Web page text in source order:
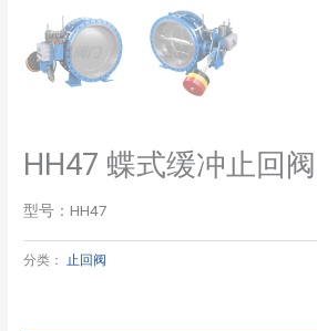
HH47 蝶式缓冲止回阀
型号：HH47
分类：止回阀